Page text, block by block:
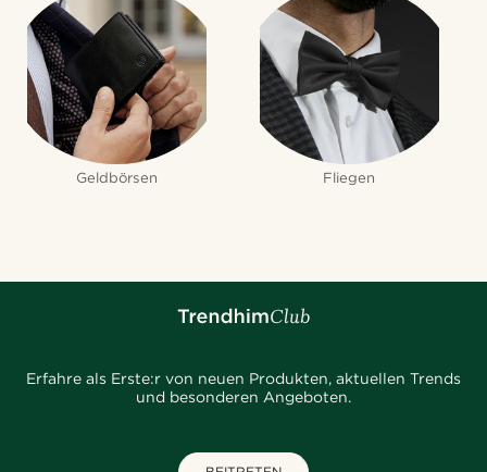
Geldbörsen Fliegen
Erfahre als Erste:r von neuen Produkten, aktuellen Trends
und besonderen Angeboten.